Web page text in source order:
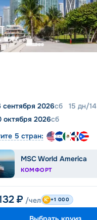
сентября 2026сб 15 дн/14
октября 2026сб
5 стран:
MSC World America
КОМФОРТ
₽ /чел +1 000